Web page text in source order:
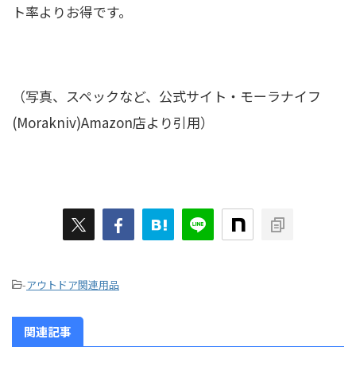
ト率よりお得です。
（写真、スペックなど、公式サイト・モーラナイフ
(Morakniv)Amazon店より引用）
-アウトドア関連用品
関連記事